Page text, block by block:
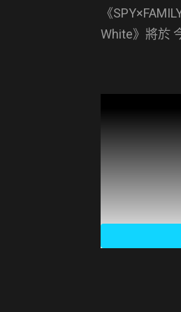
《
White》將於